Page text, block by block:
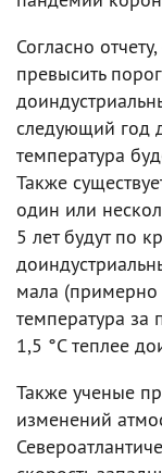
Согласно
превысить
следующий год
температура
Также
один или
5 лет будут по
мала (примерно
температура за
1,5 °C теплее
Также ученые
изменений